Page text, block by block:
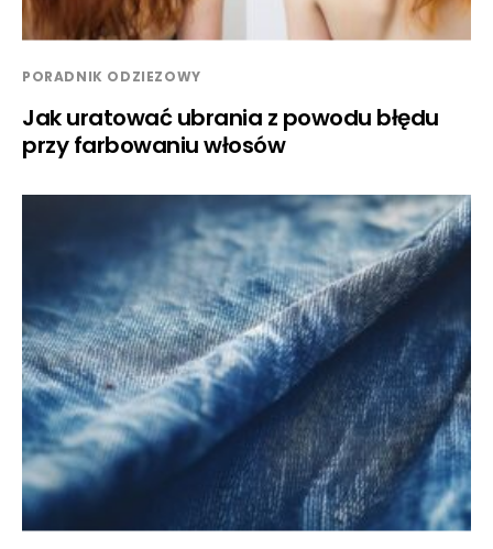
PORADNIK ODZIEZOWY
Jak uratować ubrania z powodu błędu
przy farbowaniu włosów